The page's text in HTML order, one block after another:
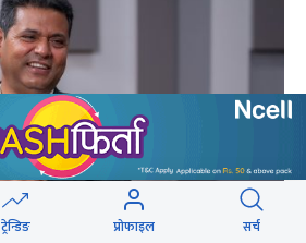
ट्रेन्डिङ प्रोफाइल सर्च